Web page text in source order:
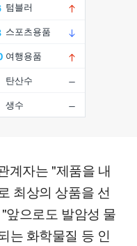
계자는 "제품을 내
최상의 상품을 선
앞으로도 발암성 물
는 화학물질 등 인